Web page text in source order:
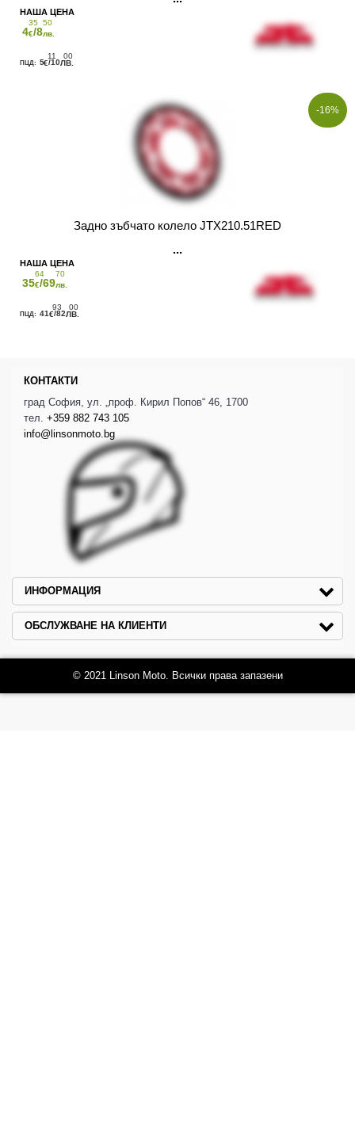
4
35
€/8
50
лв.
5
11
€/10
00
ЛВ.
-16%
Задно зъбчато колело JTX210.51RED
35
64
€/69
70
лв.
41
93
€/82
00
ЛВ.
КОНТАКТИ
град София, ул. „проф. Кирил Попов“ 46, 1700
тел. +359 882 743 105
info@linsonmoto.bg
ИНФОРМАЦИЯ
ОБСЛУЖВАНЕ НА КЛИЕНТИ
© 2021 Linson Moto. Всички права запазени